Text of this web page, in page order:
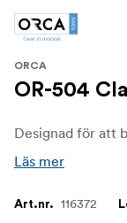
ORCA
OR-504
Läs mer
Art.nr. 116372